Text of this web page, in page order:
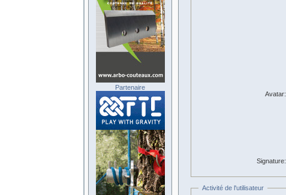
Avatar:
Signature:
Activité de l'utilisateur
Partenaire